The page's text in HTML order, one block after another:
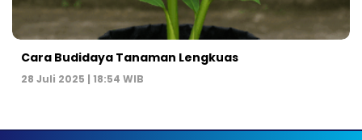
Cara Budidaya Tanaman Lengkuas
28 Juli 2025 | 18:54 WIB